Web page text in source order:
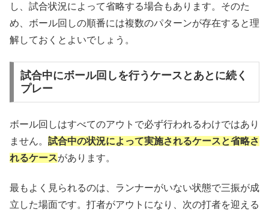
し、試合状況によって省略する場合もあります。そのた
め、ボール回しの順番には複数のパターンが存在すると理
解しておくとよいでしょう。
試合中にボール回しを行うケースとあとに続く
プレー
ボール回しはすべてのアウトで必ず行われるわけではあり
ません。 試合中の状況によって実施されるケースと省略さ
れるケースがあります。
最もよく見られるのは、ランナーがいない状態で三振が成
立した場面です。打者がアウトになり、次の打者を迎える